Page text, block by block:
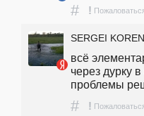
# !
SERGEI
всё
через дурку
проблемы
# !